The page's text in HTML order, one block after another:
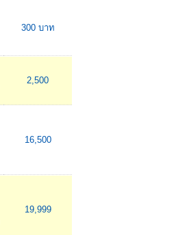
300 บาท
2,500
16,500
19,999